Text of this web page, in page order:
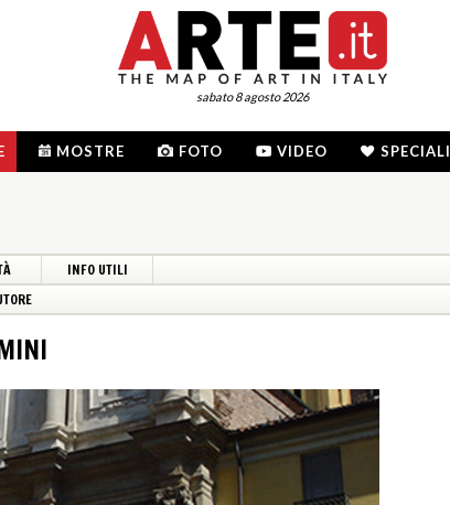
sabato 8 agosto 2026
MOSTRE FOTO VIDEO SPECIALI
INFO UTILI